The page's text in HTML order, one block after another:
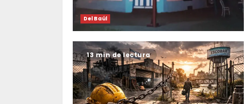
Del Baúl
13 min de lectura